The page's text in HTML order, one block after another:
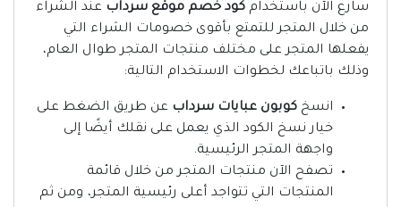
سارع الآن باستخدام كود خصم موقع سرداب عند الشراء
من خلال المتجر للتمتع بأقوى خصومات الشراء التي
يفعلها المتجر على مختلف منتجات المتجر طوال العام،
وذلك باتباعك لخطوات الاستخدام التالية:
انسخ كوبون عبايات سرداب عن طريق الضغط على
خيار نسخ الكود الذي يعمل على نقلك أيضًا إلى
واجهة المتجر الرئيسية.
تصفح الآن منتجات المتجر من خلال قائمة
المنتجات التي تتواجد أعلى رئيسية المتجر، ومن ثم